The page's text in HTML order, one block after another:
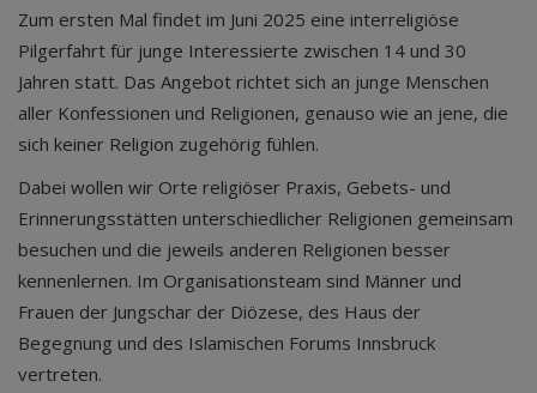
Zum ersten Mal findet im Juni 2025 eine interreligiöse
Pilgerfahrt für junge Interessierte zwischen 14 und 30
Jahren statt. Das Angebot richtet sich an junge Menschen
aller Konfessionen und Religionen, genauso wie an jene, die
sich keiner Religion zugehörig fühlen.
Dabei wollen wir Orte religiöser Praxis, Gebets- und
Erinnerungsstätten unterschiedlicher Religionen gemeinsam
besuchen und die jeweils anderen Religionen besser
kennenlernen. Im Organisationsteam sind Männer und
Frauen der Jungschar der Diözese, des Haus der
Begegnung und des Islamischen Forums Innsbruck
vertreten.­